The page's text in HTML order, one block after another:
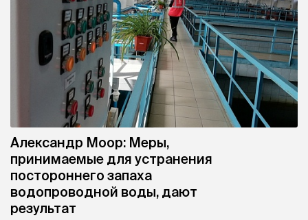
Александр Моор: Меры,
принимаемые для устранения
постороннего запаха
водопроводной воды, дают
результат